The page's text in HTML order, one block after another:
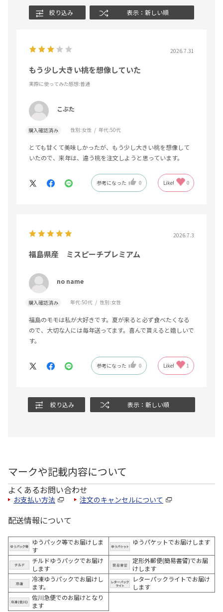
絞り込み 表示：新しい順
2026.7.31
もう少し大きい桃を想像していた
実際に使ってみた感想:普通
こぶた
購入確認済み 性別:女性 年代:50代
とても甘くて美味しかったが、もう少し大きい桃を想像して
いたので、来年は、違う桃を注文しようと思っています。
参考になった 0 Like! 0
2026.7.3
福島県産 ミスピーチプレミアム
no name
購入確認済み 年代:50代 性別:女性
福島のモモは私が大好きです。夏が来ると必ず食べたくなる
ので、大切な人には毎年送ってます。喜んで貰えると嬉しいで
す。
参考になった 0 Like! 1
絞り込み 表示：新しい順
マークや記載内容について
よくあるお問い合わせ
お支払い方法 注文のキャンセルについて
配送情報について
ゆうパック等でお届けしま
す
ゆうパケットでお届けします
チルドゆうパックでお届け
します
定形外郵便(簡易書留)でお届
けします
冷凍ゆうパックでお届けし
ます。
レターパックライトでお届け
します
佐川急便でのお届けとなり
ます